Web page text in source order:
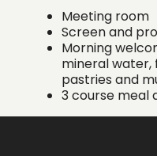
Meeting room
Screen and
Morning
mineral water,
pastries and
3 course meal